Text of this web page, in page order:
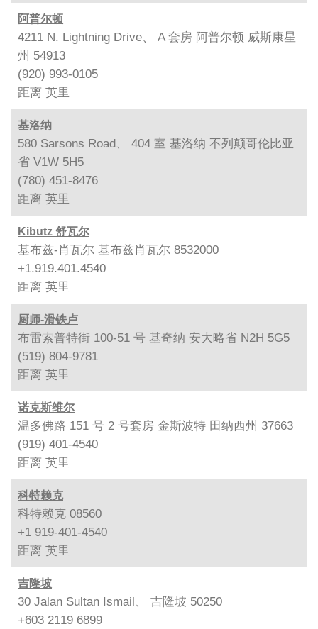
阿普尔顿
4211 N. Lightning Drive、 A 套房 阿普尔顿 威斯康星
州 54913
(920) 993-0105
距离 英里
基洛纳
580 Sarsons Road、 404 室 基洛纳 不列颠哥伦比亚
省 V1W 5H5
(780) 451-8476
距离 英里
Kibutz 舒瓦尔
基布兹-肖瓦尔 基布兹肖瓦尔 8532000
+1.919.401.4540
距离 英里
厨师-滑铁卢
布雷索普特街 100-51 号 基奇纳 安大略省 N2H 5G5
(519) 804-9781
距离 英里
诺克斯维尔
温多佛路 151 号 2 号套房 金斯波特 田纳西州 37663
(919) 401-4540
距离 英里
科特赖克
科特赖克 08560
+1 919-401-4540
距离 英里
吉隆坡
30 Jalan Sultan Ismail、 吉隆坡 50250
+603 2119 6899